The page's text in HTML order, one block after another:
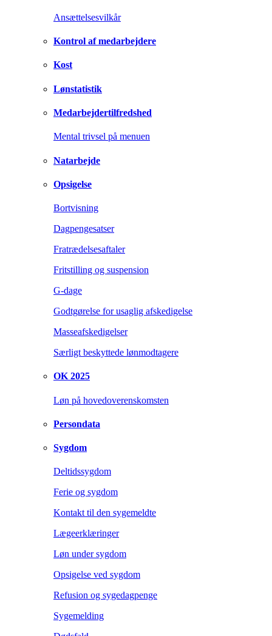
Ansættelsesvilkår
Kontrol af medarbejdere
Kost
Lønstatistik
Medarbejdertilfredshed
Mental trivsel på menuen
Natarbejde
Opsigelse
Bortvisning
Dagpengesatser
Fratrædelsesaftaler
Fritstilling og suspension
G-dage
Godtgørelse for usaglig afskedigelse
Masseafskedigelser
Særligt beskyttede lønmodtagere
OK 2025
Løn på hovedoverenskomsten
Persondata
Sygdom
Deltidssygdom
Ferie og sygdom
Kontakt til den sygemeldte
Lægeerklæringer
Løn under sygdom
Opsigelse ved sygdom
Refusion og sygedagpenge
Sygemelding